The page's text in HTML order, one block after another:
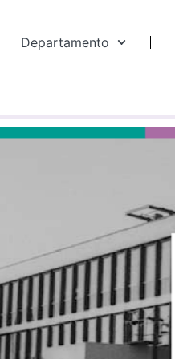
Departamento